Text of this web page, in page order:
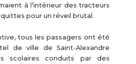
à l’intérieur des tracteurs
pour un réveil brutal.
tous les passagers ont été
de ville de Saint-Alexandre
scolaires conduits par des